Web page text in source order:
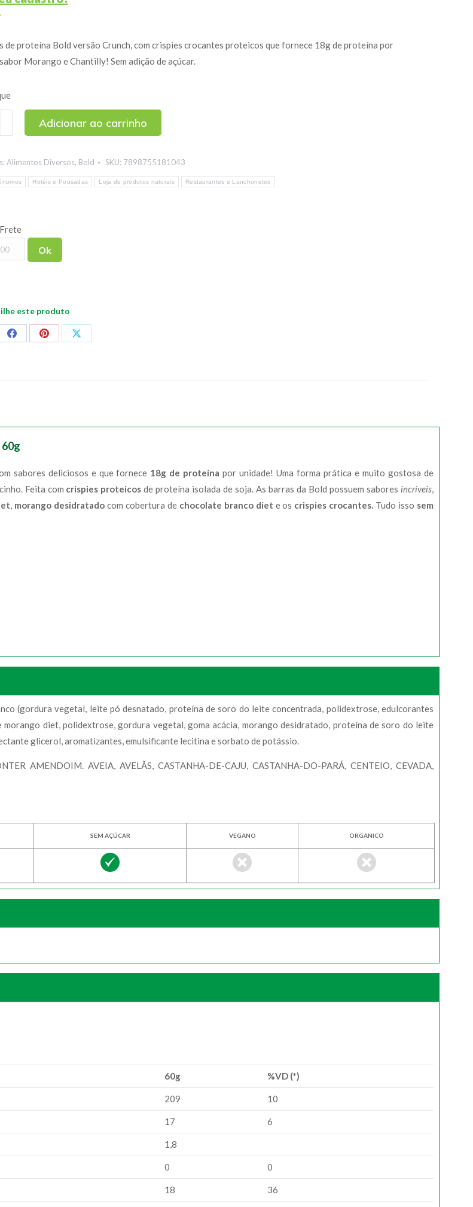
de proteína Bold versão Crunch, com crispies crocantes proteicos que fornece 18g de proteína por
Morango e Chantilly! Sem adição de açúcar.
Adicionar ao carrinho
Alimentos Diversos, Bold SKU: 7898755181043
Hotéis e Pousadas Loja de produtos naturais Restaurantes e Lanchonetes
Ok
este produto
CompartilharCompartilharCompartilhar
sabores deliciosos e que fornece 18g de proteína por unidade! Uma forma prática e muito gostosa de
Feita com crispies proteicos de proteína isolada de soja. As barras da Bold possuem sabores incríveis,
, morango desidratado com cobertura de chocolate branco diet e os crispies crocantes. Tudo isso sem
(gordura vegetal, leite pó desnatado, proteína de soro do leite concentrada, polidextrose, edulcorantes
diet, polidextrose, gordura vegetal, goma acácia, morango desidratado, proteína de soro do leite
glicerol, aromatizantes, emulsificante lecitina e sorbato de potássio.
AMENDOIM. AVEIA, AVELÃS, CASTANHA-DE-CAJU, CASTANHA-DO-PARÁ, CENTEIO, CEVADA,
SEM AÇÚCAR VEGANO ORGANICO
60g %VD (*)
209 10
17 6
1,8
0 0
18 36